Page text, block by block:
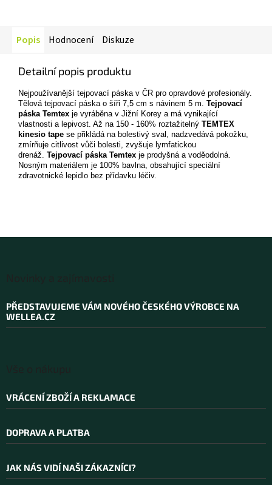
Popis Hodnocení Diskuze
Detailní popis produktu
Nejpoužívanější tejpovací páska v ČR pro opravdové profesionály.
Tělová tejpovací páska o šíři 7,5 cm s návinem 5 m. Tejpovací
páska Temtex je vyráběna v Jižní Korey a má vynikající
vlastnosti a lepivost. Až na 150 - 160% roztažitelný TEMTEX
kinesio tape se přikládá na bolestivý sval, nadzvedává pokožku,
zmírňuje citlivost vůči bolesti, zvyšuje lymfatickou
drenáž. Tejpovací páska Temtex je prodyšná a voděodolná.
Nosným materiálem je 100% bavlna, obsahující speciální
zdravotnické lepidlo bez přídavku léčiv.
PŘEDSTAVUJEME VÁM NOVÉHO ČESKÉHO VÝROBCE NA
WELLEA.CZ
VRÁCENÍ ZBOŽÍ A REKLAMACE
DOPRAVA A PLATBA
JAK NÁS VIDÍ NAŠI ZÁKAZNÍCI?